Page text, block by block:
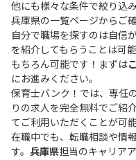
他にも様々な条件で絞り込
兵庫県の一覧ページからご
自分で職場を探すのは自信
を紹介してもらうことは可
もちろん可能です！まずは
にお進みください。
保育士バンク！では、専任
りの求人を完全無料でご紹
てご利用いただくことが可能
在職中でも、転職相談や情
す。 兵庫県担当のキャリア